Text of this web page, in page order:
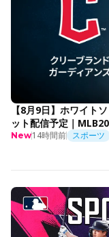
【8月9日】ホワイト
ット配信予定｜
New14時間前 スポーツ